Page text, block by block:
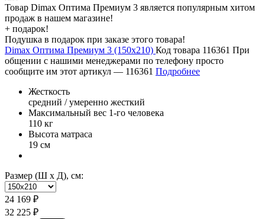
Товар Dimax Оптима Премиум 3 является популярным хитом
продаж в нашем магазине!
+ подарок!
Подушка в подарок при заказе этого товара!
Dimax Оптима Премиум 3 (150х210) Код товара 116361 При
общении с нашими менеджерами по телефону просто
сообщите им этот артикул — 116361 Подробнее
Жесткость
средний / умеренно жесткий
Максимальный вес 1-го человека
110 кг
Высота матраса
19 см
Размер (Ш х Д), см:
24 169 ₽
32 225 ₽